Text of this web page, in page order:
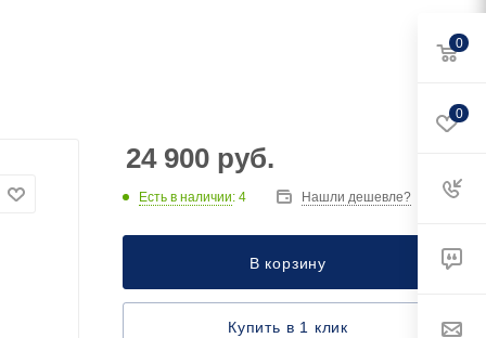
24 900 руб.
Есть в наличии: 4 Нашли дешевле?
В корзину
Купить в 1 клик
0
0